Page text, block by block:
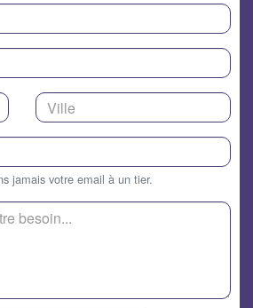
jamais votre email à un tier.